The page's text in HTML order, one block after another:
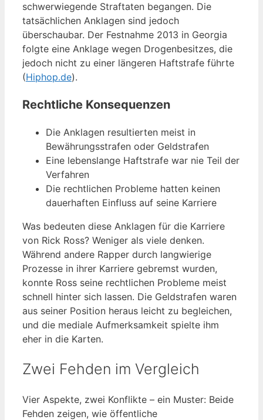
schwerwiegende Straftaten begangen. Die
tatsächlichen Anklagen sind jedoch
überschaubar. Der Festnahme 2013 in Georgia
folgte eine Anklage wegen Drogenbesitzes, die
jedoch nicht zu einer längeren Haftstrafe führte
(Hiphop.de).
Rechtliche Konsequenzen
Die Anklagen resultierten meist in
Bewährungsstrafen oder Geldstrafen
Eine lebenslange Haftstrafe war nie Teil der
Verfahren
Die rechtlichen Probleme hatten keinen
dauerhaften Einfluss auf seine Karriere
Was bedeuten diese Anklagen für die Karriere
von Rick Ross? Weniger als viele denken.
Während andere Rapper durch langwierige
Prozesse in ihrer Karriere gebremst wurden,
konnte Ross seine rechtlichen Probleme meist
schnell hinter sich lassen. Die Geldstrafen waren
aus seiner Position heraus leicht zu begleichen,
und die mediale Aufmerksamkeit spielte ihm
eher in die Karten.
Zwei Fehden im Vergleich
Vier Aspekte, zwei Konflikte – ein Muster: Beide
Fehden zeigen, wie öffentliche